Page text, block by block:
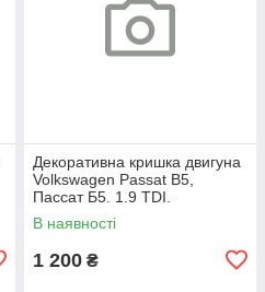
Декоративна кришка двигуна
Volkswagen Passat B5,
Пассат Б5. 1.9 TDI.
038103925AP.
В наявності
1 200 ₴